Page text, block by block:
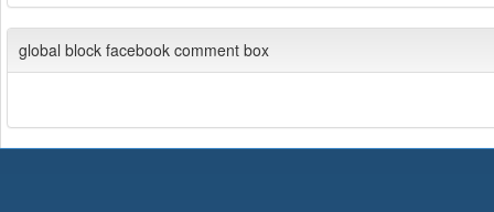
global block facebook comment box